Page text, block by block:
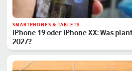
SMARTPHONES & TABLETS
iPhone 19 oder iPhone XX: Was
2027?